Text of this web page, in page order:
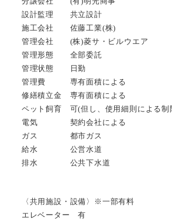
設計監理 共立設計
施工会社 佐藤工業(株)
管理会社 (株)菱サ・ビルウエア
管理形態 全部委託
管理状態 日勤
管理費 専有面積による
修繕積立金 専有面積による
ペット飼育 可(但し、使用細則による制
電気 契約会社による
ガス 都市ガス
給水 公営水道
排水 公共下水道
〈共用施設・設備〉※一部有料
エレベーター 有